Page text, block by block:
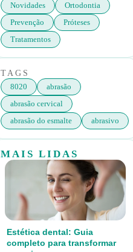
Novidades
Ortodontia
Prevenção
Próteses
Tratamentos
TAGS
8020
abrasão
abrasão cervical
abrasão do esmalte
abrasivo
MAIS LIDAS
Estética dental: Guia
completo para transformar